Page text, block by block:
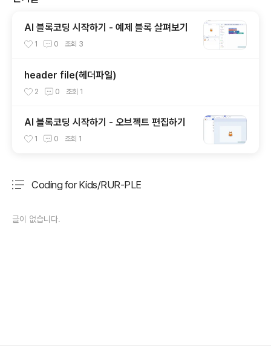
AI 블록코딩 시작하기 - 예제 블록 살펴보기
1 0 조회 3
header file(헤더파일)
2 0 조회 1
AI 블록코딩 시작하기 - 오브젝트 편집하기
1 0 조회 1
Coding for Kids/RUR-PLE
글이 없습니다.